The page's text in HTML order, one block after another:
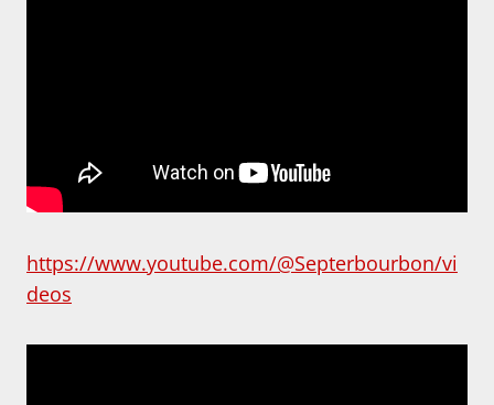
https://www.youtube.com/@Septerbourbon/vi
deos